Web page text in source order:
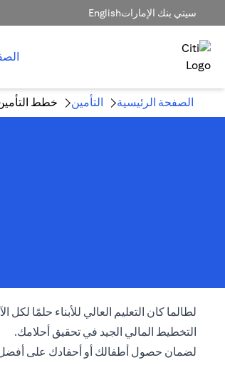
سيتي بنك الإماراتEnglish
الصفحة الرئيسية التأمين خطط التأمين
لطالما كان التعليم العالي للأبناء حلمًا
التخطيط المالي الجيد في تحقيق أحلامك.
لضمان حصول أطفالك أو أحفادك على أفضل